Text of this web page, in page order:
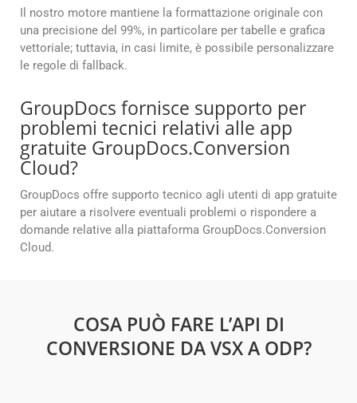
Il nostro motore mantiene la formattazione originale con
una precisione del 99%, in particolare per tabelle e grafica
vettoriale; tuttavia, in casi limite, è possibile personalizzare
le regole di fallback.
GroupDocs fornisce supporto per
problemi tecnici relativi alle app
gratuite GroupDocs.Conversion
Cloud?
GroupDocs offre supporto tecnico agli utenti di app gratuite
per aiutare a risolvere eventuali problemi o rispondere a
domande relative alla piattaforma GroupDocs.Conversion
Cloud.
COSA PUÒ FARE L’API DI
CONVERSIONE DA VSX A ODP?